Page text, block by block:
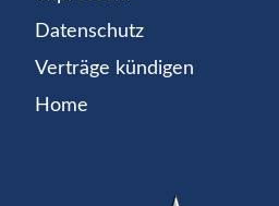
Datenschutz
Verträge kündigen
Home